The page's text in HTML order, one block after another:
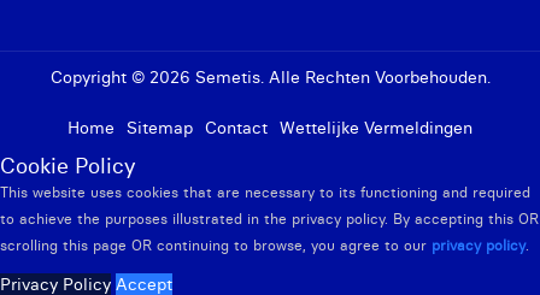
Copyright © 2026 Semetis. Alle Rechten Voorbehouden.
Home Sitemap Contact Wettelijke Vermeldingen
Cookie Policy
This website uses cookies that are necessary to its functioning and required
to achieve the purposes illustrated in the privacy policy. By accepting this OR
scrolling this page OR continuing to browse, you agree to our privacy policy.
Privacy Policy Accept